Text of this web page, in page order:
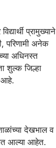
प्रामुख्याने
परिणामी अनेक
अधिनस्त
शुल्क जिल्हा
आहे.
देखभाल व
आल्या आहेत.